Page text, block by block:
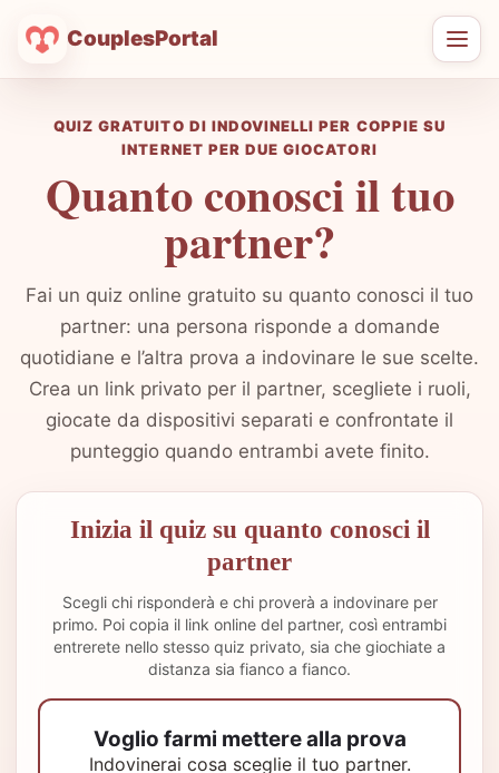
CouplesPortal
Apri
QUIZ GRATUITO DI INDOVINELLI PER COPPIE SU
INTERNET PER DUE GIOCATORI
Quanto conosci il tuo
partner?
Fai un quiz online gratuito su quanto conosci il tuo
partner: una persona risponde a domande
quotidiane e l’altra prova a indovinare le sue scelte.
Crea un link privato per il partner, scegliete i ruoli,
giocate da dispositivi separati e confrontate il
punteggio quando entrambi avete finito.
Inizia il quiz su quanto conosci il
partner
Scegli chi risponderà e chi proverà a indovinare per
primo. Poi copia il link online del partner, così entrambi
entrerete nello stesso quiz privato, sia che giochiate a
distanza sia fianco a fianco.
Voglio farmi mettere alla prova
Indovinerai cosa sceglie il tuo partner.